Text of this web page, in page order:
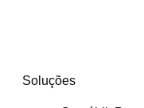
Soluções